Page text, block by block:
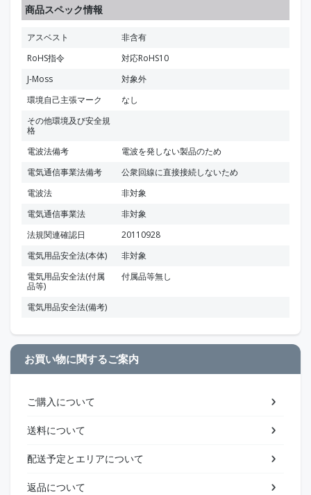
商品スペック情報
アスベスト
非含有
RoHS指令
対応RoHS10
J-Moss
対象外
環境自己主張マーク
なし
その他環境及び安全規
格
電波法備考
電波を発しない製品のため
電気通信事業法備考
公衆回線に直接接続しないため
電波法
非対象
電気通信事業法
非対象
法規関連確認日
20110928
電気用品安全法(本体)
非対象
電気用品安全法(付属
品等)
付属品等無し
電気用品安全法(備考)
お買い物に関するご案内
ご購入について
送料について
配送予定とエリアについて
返品について